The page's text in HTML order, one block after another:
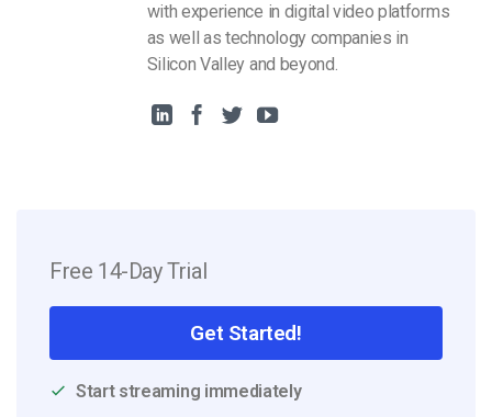
with experience in digital video platforms
as well as technology companies in
Silicon Valley and beyond.
Free 14-Day Trial
Get Started!
Start streaming immediately